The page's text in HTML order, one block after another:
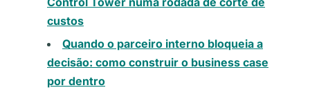
custos
Quando o parceiro interno bloqueia a
decisão: como construir o business case
por dentro